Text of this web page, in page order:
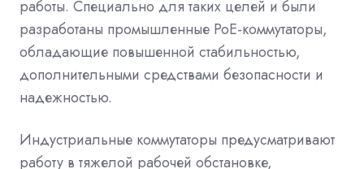
работы. Специально для таких целей и были
разработаны промышленные PoE-коммутаторы,
обладающие повышенной стабильностью,
дополнительными средствами безопасности и
надежностью.
Индустриальные коммутаторы предусматривают
работу в тяжелой рабочей обстановке,